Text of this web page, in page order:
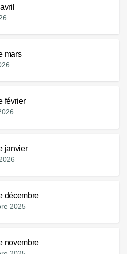
mars
février
janvier
décembre
2025
novembre